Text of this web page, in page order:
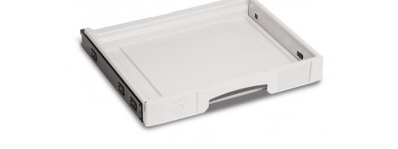
Pompe pneumatice cu membrana
dubla Anest Iwata Japonia
Rezervoare de vopsit cu presiune
Aerografe / Airbrush Iwata